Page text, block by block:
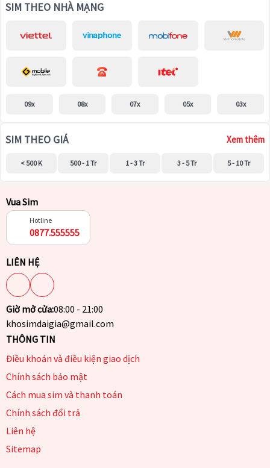
SIM THEO NHÀ MẠNG
09x 08x 07x 05x 03x
SIM THEO GIÁ Xem thêm
< 500 K 500 - 1 Tr 1 - 3 Tr 3 - 5 Tr 5 - 10 Tr
Vua Sim
Hotline
0877.555555
LIÊN HỆ
Giờ mở cửa:08:00 - 21:00
khosimdaigia@gmail.com
THÔNG TIN
Điều khoản và điều kiện giao dịch
Chính sách bảo mật
Cách mua sim và thanh toán
Chính sách đổi trả
Liên hệ
Sitemap